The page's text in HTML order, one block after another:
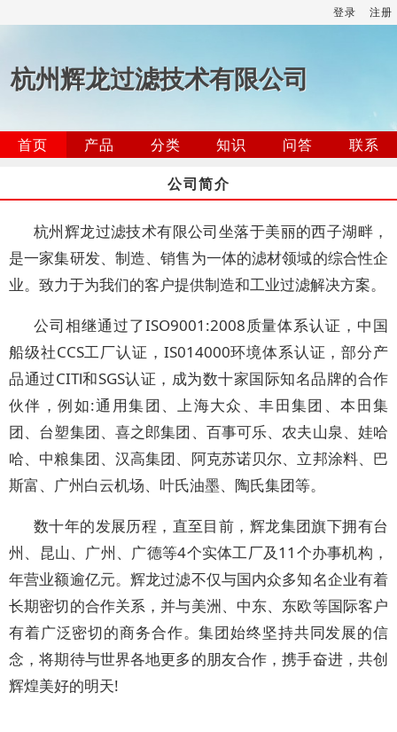
登录 注册
杭州辉龙过滤技术有限公司
首页 产品 分类 知识 问答
联系
公司简介
杭州辉龙过滤技术有限公司坐落于美丽的西子湖畔，
是一家集研发、制造、销售为一体的滤材领域的综合性企
业。致力于为我们的客户提供制造和工业过滤解决方案。
公司相继通过了ISO9001:2008质量体系认证，中国
船级社CCS工厂认证，IS014000环境体系认证，部分产
品通过CITl和SGS认证，成为数十家国际知名品牌的合作
伙伴，例如:通用集团、上海大众、丰田集团、本田集
团、台塑集团、喜之郎集团、百事可乐、农夫山泉、娃哈
哈、中粮集团、汉高集团、阿克苏诺贝尔、立邦涂料、巴
斯富、广州白云机场、叶氏油墨、陶氏集团等。
数十年的发展历程，直至目前，辉龙集团旗下拥有台
州、昆山、广州、广德等4个实体工厂及11个办事机构，
年营业额逾亿元。辉龙过滤不仅与国内众多知名企业有着
长期密切的合作关系，并与美洲、中东、东欧等国际客户
有着广泛密切的商务合作。集团始终坚持共同发展的信
念，将期待与世界各地更多的朋友合作，携手奋进，共创
辉煌美好的明天!